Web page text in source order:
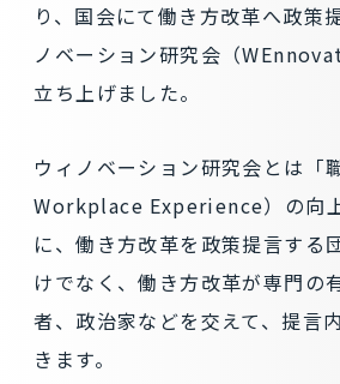
り、国会にて働き方改革へ政策
ノベーション研究会（
立ち上げました。
ウィノベーション研究会とは「
Workplace Experience）の向
に、働き方改革を政策提言する
けでなく、働き方改革が専門の
者、政治家などを交えて、提言
きます。